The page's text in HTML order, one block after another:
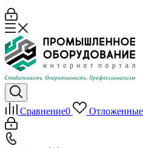
Сравнение0 Отложенные